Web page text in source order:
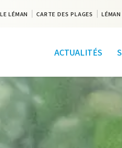
LE LÉMAN CARTE DES PLAGES
ACTUALITÉS